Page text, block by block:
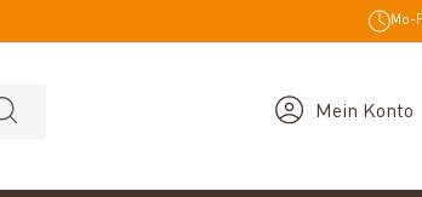
Mo-
Mein Konto